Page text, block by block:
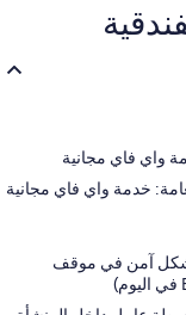
واي فاي مجانية
خدمة واي فاي مجانية
آمن في موقف